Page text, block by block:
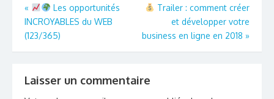
Navigation
de
l’article
«
Les opportunités
INCROYABLES du WEB
(123/365)
Trailer : comment créer
et développer votre
business en ligne en 2018 »
Laisser un commentaire